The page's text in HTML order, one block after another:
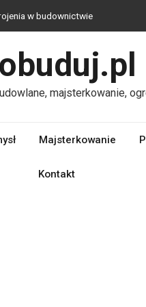
w budownictwie
tradycyjnych materiałów
stwórz przestrzeń bliską naturze,
majsterkowanie,
Majsterkowanie
Kontakt